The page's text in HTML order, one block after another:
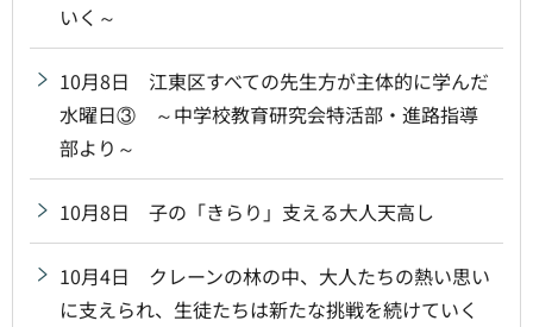
いく～
10月8日 江東区すべての先生方が主体的に学んだ
水曜日③ ～中学校教育研究会特活部・進路指導
部より～
10月8日 子の「きらり」支える大人天高し
10月4日 クレーンの林の中、大人たちの熱い思い
に支えられ、生徒たちは新たな挑戦を続けていく